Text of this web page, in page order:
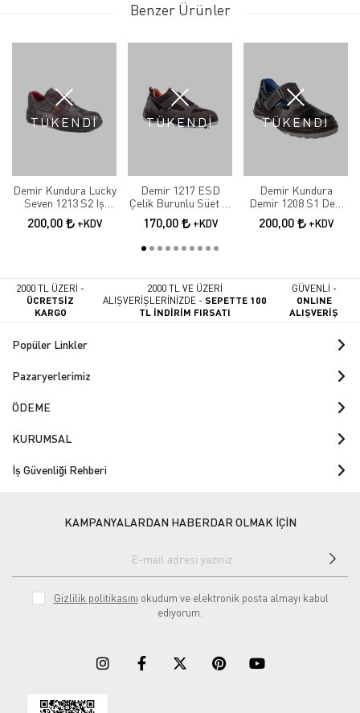
Benzer Ürünler
TÜKENDİ
Demir Kundura Lucky
Seven 1213 S2 Iş
Ayakkabısı
200,00 +KDV
TÜKENDİ
Demir 1217 ESD
Çelik Burunlu Süet İş
Ayakkabı
170,00 +KDV
TÜKENDİ
Demir Kundura
Demir 1208 S1 Deri
Çelik Burunlu Delikli
Sandalet Model Iş
200,00 +KDV
2000 TL ÜZERİ -
ÜCRETSİZ
KARGO
2000 TL VE ÜZERİ
ALIŞVERİŞLERİNİZDE -SEPETTE 100
TL İNDİRİM FIRSATI
GÜVENLİ -
ONLINE
ALIŞVERİŞ
Popüler Linkler
Pazaryerlerimiz
ÖDEME
KURUMSAL
İş Güvenliği Rehberi
KAMPANYALARDAN HABERDAR OLMAK İÇİN
Gizlilik politikasını okudum ve elektronik posta almayı kabul
ediyorum.